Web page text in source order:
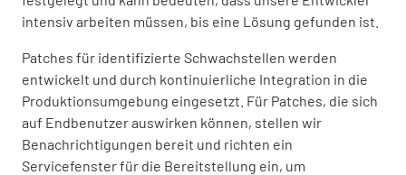
intensiv arbeiten müssen, bis eine Lösung gefunden ist.
Patches für identifizierte Schwachstellen werden
entwickelt und durch kontinuierliche Integration in die
Produktionsumgebung eingesetzt. Für Patches, die sich
auf Endbenutzer auswirken können, stellen wir
Benachrichtigungen bereit und richten ein
Servicefenster für die Bereitstellung ein, um